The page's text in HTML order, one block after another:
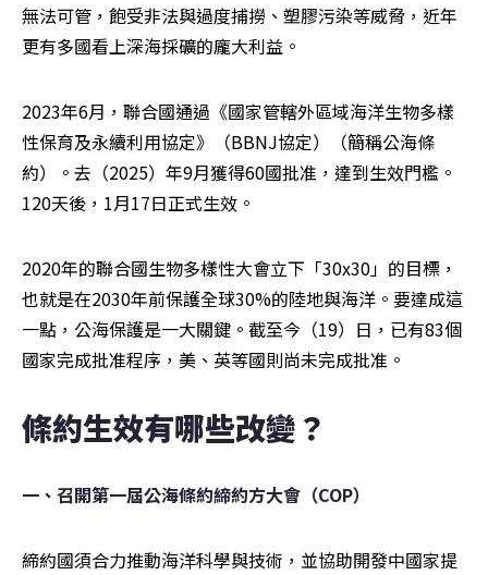
無法可管，飽受非法與過度捕撈、塑膠污染等威脅，近年
更有多國看上深海採礦的龐大利益。
2023年6月，聯合國通過《國家管轄外區域海洋生物多樣
性保育及永續利用協定》（BBNJ協定）（簡稱公海條
約）。去（2025）年9月獲得60國批准，達到生效門檻。
120天後，1月17日正式生效。
2020年的聯合國生物多樣性大會立下「30x30」的目標，
也就是在2030年前保護全球30%的陸地與海洋。要達成這
一點，公海保護是一大關鍵。截至今（19）日，已有83個
國家完成批准程序，美、英等國則尚未完成批准。
條約生效有哪些改變？
一、召開第一屆公海條約締約方大會（COP）
締約國須合力推動海洋科學與技術，並協助開發中國家提